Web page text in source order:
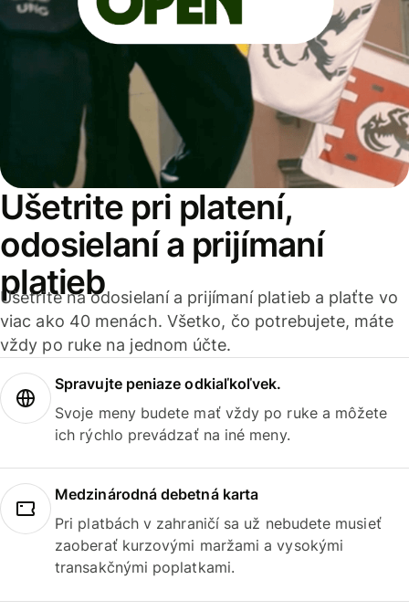
Ušetrite pri platení,
odosielaní a prijímaní
platieb
Ušetrite na odosielaní a prijímaní platieb a plaťte vo
viac ako 40 menách. Všetko, čo potrebujete, máte
vždy po ruke na jednom účte.
Spravujte peniaze odkiaľkoľvek.
Svoje meny budete mať vždy po ruke a môžete
ich rýchlo prevádzať na iné meny.
Medzinárodná debetná karta
Pri platbách v zahraničí sa už nebudete musieť
zaoberať kurzovými maržami a vysokými
transakčnými poplatkami.